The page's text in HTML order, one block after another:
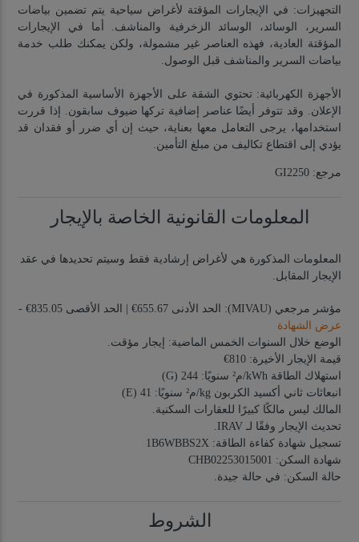
التجهيزات: في الإيجارات المؤقتة لأغراض سياحية يتم تضمين بياضات
السرير، الوسائد، الوسائد الزخرفية والمناشف. أما في
الإيجارات
المؤقتة العادية، فهذه العناصر غير مشمولة، ولكن يمكنك طلب خدمة
بياضات السرير والمناشف قبل الوصول.
الأجهزة الكهربائية: تحتوي الشقة على الأجهزة الأساسية المذكورة في
الإعلان. وقد تتوفر أيضًا عناصر إضافية تركها ضيوف سابقون. إذا قررت
استخدامها، يرجى التعامل معها بعناية، حيث إن
أي ضرر أو فقدان قد
يؤدي إلى اقتطاع تكاليف من مبلغ التأمين.
مرجع: GI2250
المعلومات القانونية الخاصة بالإيجار
المعلومات المذكورة هي لأغراض إرشادية فقط وسيتم تحديدها في عقد
الإيجار المقابل.
مؤشر مرجعي (MIVAU): الحد الأدنى 655.67€ | الحد الأقصى 835.05€ -
عرض الشهادة
الوضع خلال السنوات الخمس الماضية: إيجار مؤقت.
قيمة الإيجار الأخيرة: 810€
استهلاك الطاقة kWh/م² سنويًا: 244 (G)
انبعاثات ثاني أكسيد الكربون kg/م² سنويًا: 41 (E)
المالك ليس مالكًا كبيرًا للعقارات السكنية.
تحديث الإيجار وفقًا لـ IRAV.
تسجيل شهادة كفاءة الطاقة: 1B6WBBS2X
شهادة السكن: CHB02253015001
حالة السكن: في حالة جيدة.
الشروط